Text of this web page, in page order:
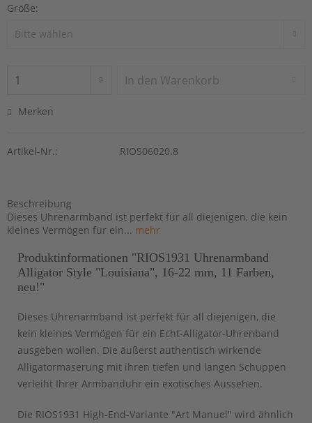
Größe:
In den Warenkorb
Merken
Artikel-Nr.: RIOS06020.8
Beschreibung
Dieses Uhrenarmband ist perfekt für all diejenigen, die kein
kleines Vermögen für ein... mehr
Produktinformationen "RIOS1931 Uhrenarmband
Alligator Style "Louisiana", 16-22 mm, 11 Farben,
neu!"
Dieses Uhrenarmband ist perfekt für all diejenigen, die
kein kleines Vermögen für ein Echt-Alligator-Uhrenband
ausgeben wollen. Die äußerst authentisch wirkende
Alligatormaserung mit ihren tiefen und langen Schuppen
verleiht Ihrer Armbanduhr ein exotisches Aussehen.
Die RIOS1931 High-End-Variante "Art Manuel" wird ähnlich